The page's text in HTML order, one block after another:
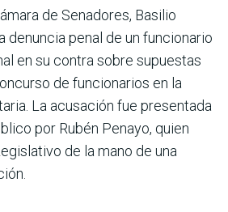
de Senadores, Basilio
denuncia penal de un funcionario
en su contra sobre supuestas
de funcionarios en la
La acusación fue presentada
por Rubén Penayo, quien
de la mano de una